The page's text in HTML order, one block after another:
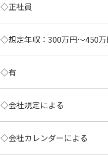
◇正社員
◇想定年収：300万円～450万
◇有
◇会社規定による
◇会社カレンダーによる